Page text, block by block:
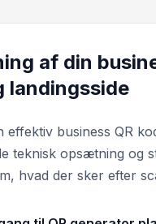
af din
landingsside
effektiv business QR
teknisk opsætning og
hvad der sker efter